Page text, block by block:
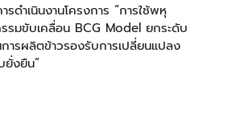
ดำเนินงานโครงการ “การใช้พหุ
รรมขับเคลื่อน BCG Model ยกระดับ
ารผลิตข้าวรองรับการเปลี่ยนแปลง
ยั่งยืน”